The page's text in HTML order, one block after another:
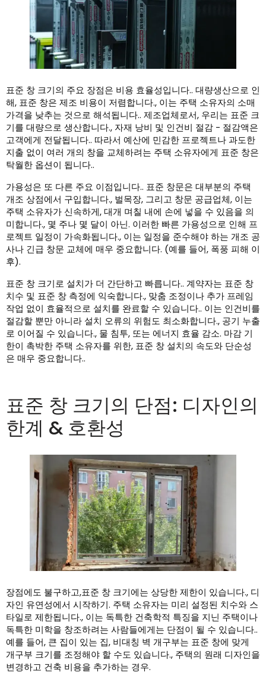
표준 창 크기의 주요 장점은 비용 효율성입니다.. 대량생산으로 인
해, 표준 창은 제조 비용이 저렴합니다., 이는 주택 소유자의 소매
가격을 낮추는 것으로 해석됩니다.. 제조업체로서, 우리는 표준 크
기를 대량으로 생산합니다., 자재 낭비 및 인건비 절감 - 절감액은
고객에게 전달됩니다.. 따라서 예산에 민감한 프로젝트나 과도한
지출 없이 여러 개의 창을 교체하려는 주택 소유자에게 표준 창은
탁월한 옵션이 됩니다..
가용성은 또 다른 주요 이점입니다.. 표준 창문은 대부분의 주택
개조 상점에서 구입합니다., 벌목장, 그리고 창문 공급업체, 이는
주택 소유자가 신속하게, 대개 며칠 내에 손에 넣을 수 있음을 의
미합니다., 몇 주나 몇 달이 아닌. 이러한 빠른 가용성으로 인해 프
로젝트 일정이 가속화됩니다., 이는 일정을 준수해야 하는 개조 공
사나 긴급 창문 교체에 매우 중요합니다. (예를 들어, 폭풍 피해 이
후).
표준 창 크기로 설치가 더 간단하고 빠릅니다.. 계약자는 표준 창
치수 및 표준 창 측정에 익숙합니다., 맞춤 조정이나 추가 프레임
작업 없이 효율적으로 설치를 완료할 수 있습니다.. 이는 인건비를
절감할 뿐만 아니라 설치 오류의 위험도 최소화합니다., 공기 누출
로 이어질 수 있습니다., 물 침투, 또는 에너지 효율 감소. 마감 기
한이 촉박한 주택 소유자를 위한, 표준 창 설치의 속도와 단순성
은 매우 중요합니다..
표준 창 크기의 단점: 디자인의
한계 & 호환성
장점에도 불구하고,표준 창 크기에는 상당한 제한이 있습니다., 디
자인 유연성에서 시작하기. 주택 소유자는 미리 설정된 치수와 스
타일로 제한됩니다., 이는 독특한 건축학적 특징을 지닌 주택이나
독특한 미학을 창조하려는 사람들에게는 단점이 될 수 있습니다..
예를 들어, 큰 집이 있는 집, 비대칭 벽 개구부는 표준 창에 맞게
개구부 크기를 조정해야 할 수도 있습니다., 주택의 원래 디자인을
변경하고 건축 비용을 추가하는 경우.